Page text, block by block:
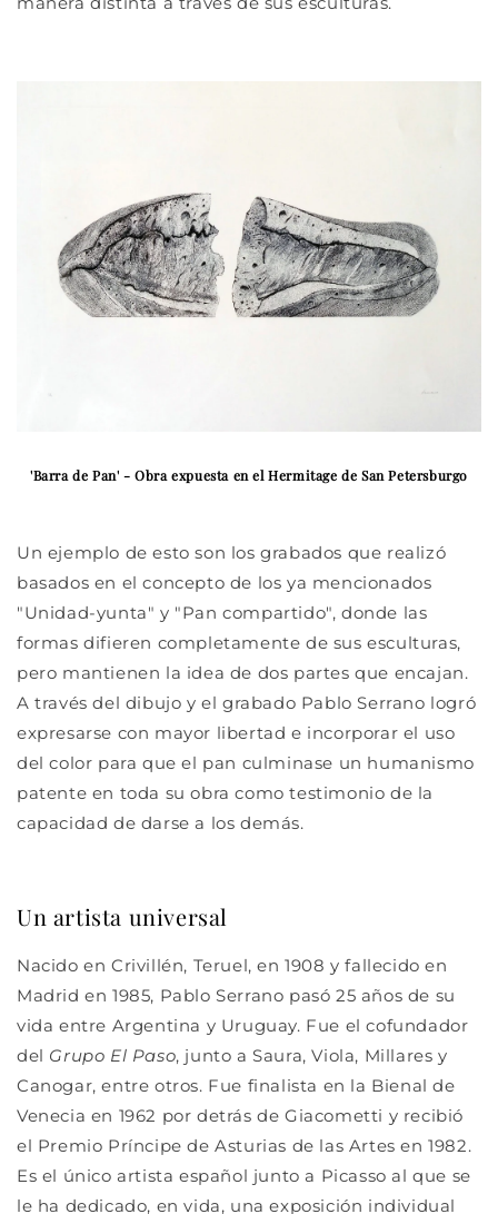
'Barra de Pan' - Obra expuesta en el Hermitage de San Petersburgo
Un ejemplo de esto son los grabados que realizó
basados en el concepto de los ya mencionados
"Unidad-yunta" y "Pan compartido", donde las
formas difieren completamente de sus esculturas,
pero mantienen la idea de dos partes que encajan.
A través del dibujo y el grabado Pablo Serrano logró
expresarse con mayor libertad e incorporar el uso
del color para que el pan culminase un humanismo
patente en toda su obra como testimonio de la
capacidad de darse a los demás.
Un artista universal
Nacido en Crivillén, Teruel, en 1908 y fallecido en
Madrid en 1985, Pablo Serrano pasó 25 años de su
vida entre Argentina y Uruguay. Fue el cofundador
del Grupo El Paso, junto a Saura, Viola, Millares y
Canogar, entre otros. Fue finalista en la Bienal de
Venecia en 1962 por detrás de Giacometti y recibió
el Premio Príncipe de Asturias de las Artes en 1982.
Es el único artista español junto a Picasso al que se
le ha dedicado, en vida, una exposición individual